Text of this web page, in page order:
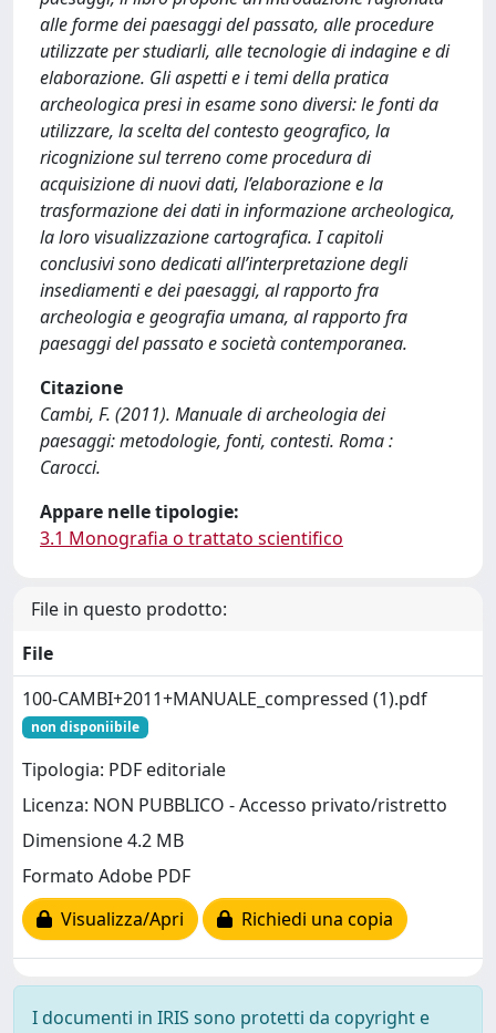
alle forme dei paesaggi del passato, alle procedure
utilizzate per studiarli, alle tecnologie di indagine e di
elaborazione. Gli aspetti e i temi della pratica
archeologica presi in esame sono diversi: le fonti da
utilizzare, la scelta del contesto geografico, la
ricognizione sul terreno come procedura di
acquisizione di nuovi dati, l’elaborazione e la
trasformazione dei dati in informazione archeologica,
la loro visualizzazione cartografica. I capitoli
conclusivi sono dedicati all’interpretazione degli
insediamenti e dei paesaggi, al rapporto fra
archeologia e geografia umana, al rapporto fra
paesaggi del passato e società contemporanea.
Citazione
Cambi, F. (2011). Manuale di archeologia dei
paesaggi: metodologie, fonti, contesti. Roma :
Carocci.
Appare nelle tipologie:
3.1 Monografia o trattato scientifico
File in questo prodotto:
File
100-CAMBI+2011+MANUALE_compressed (1).pdf
non disponiibile
Tipologia: PDF editoriale
Licenza: NON PUBBLICO - Accesso privato/ristretto
Dimensione 4.2 MB
Formato Adobe PDF
Visualizza/Apri
Richiedi una copia
I documenti in IRIS sono protetti da copyright e